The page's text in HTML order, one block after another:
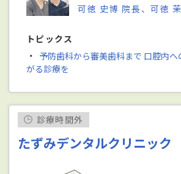
可徳 史博 院長、可徳
トピックス
・ 予防歯科から審美歯科まで 口腔内
がる診療を
診療時間外
たずみデンタルクリニック